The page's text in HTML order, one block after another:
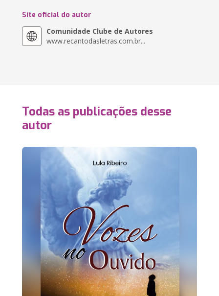
Site oficial do autor
Comunidade Clube de Autores
www.recantodasletras.com.br...
Todas as publicações desse
autor